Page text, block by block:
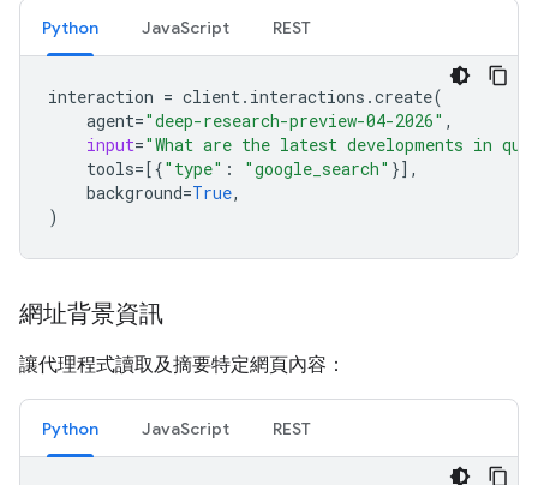
Python JavaScript REST
interaction = client. interactions .create(
agent="deep-research-preview-04-2026" ,
input="What are the latest developments in
tools=[{"type" : "google_search" }],
background=True,
)
網址背景資訊
讓代理程式讀取及摘要特定網頁內容：
Python JavaScript REST